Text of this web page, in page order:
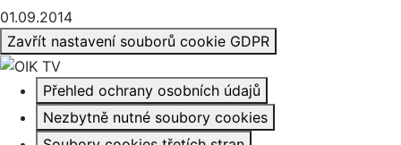
01.09.2014
Zavřít nastavení souborů cookie GDPR
Přehled ochrany osobních údajů
Nezbytně nutné soubory cookies